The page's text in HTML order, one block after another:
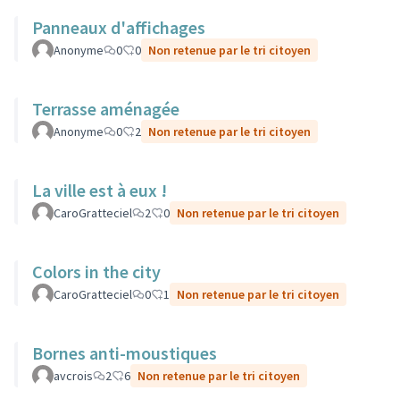
Panneaux d'affichages
Anonyme 0 0 Non retenue par le tri citoyen
Terrasse aménagée
Anonyme 0 2 Non retenue par le tri citoyen
La ville est à eux !
CaroGratteciel 2 0 Non retenue par le tri citoyen
Colors in the city
CaroGratteciel 0 1 Non retenue par le tri citoyen
Bornes anti-moustiques
avcrois 2 6 Non retenue par le tri citoyen